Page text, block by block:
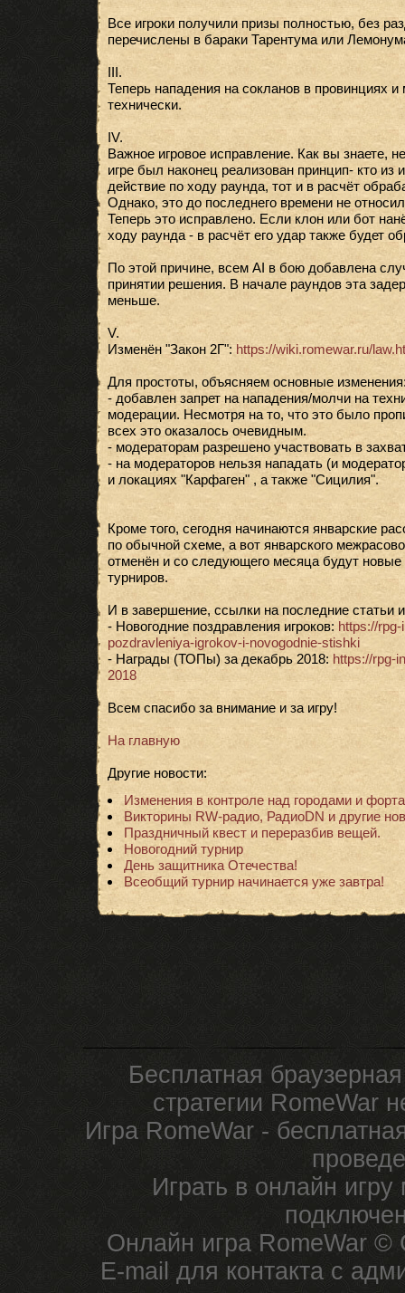
Все игроки получили призы полностью, без
перечислены в бараки Тарентума или
III.
Теперь нападения на сокланов в провинциях
технически.
IV.
Важное игровое исправление. Как вы знаете,
игре был наконец реализован принцип- кто из
действие по ходу раунда, тот и в расчёт
Однако, это до последнего времени не
Теперь это исправлено. Если клон или бот
ходу раунда - в расчёт его удар также будет
По этой причине, всем AI в бою добавлена
принятии решения. В начале раундов эта
меньше.
V.
Изменён "Закон 2Г": https://wiki.romewar.ru/
Для простоты, объясняем основные
- добавлен запрет на нападения/молчи на
модерации. Несмотря на то, что это было
всех это оказалось очевидным.
- модераторам разрешено участвовать в
- на модераторов нельзя нападать (и
и локациях "Карфаген" , а также "Сицилия".
Кроме того, сегодня начинаются январские
по обычной схеме, а вот январского
отменён и со следующего месяца будут
турниров.
И в завершение, ссылки на последние статьи
- Новогодние поздравления игроков: https://
pozdravleniya-igrokov-i-novogodnie-stishki
- Награды (ТОПы) за декабрь 2018: https://rpg-
2018
Всем спасибо за внимание и за игру!
На главную
Другие новости:
Изменения в контроле над городами и
Викторины RW-радио, РадиоDN и другие
Праздничный квест и переразбив вещей.
Новогодний турнир
День защитника Отечества!
Всеобщий турнир начинается уже завтра!
Бесплатная
стратегии RomeWar
Игра RomeWar -
Играть в онлайн
Онлайн игра RomeWar ©
E-mail для контакта с